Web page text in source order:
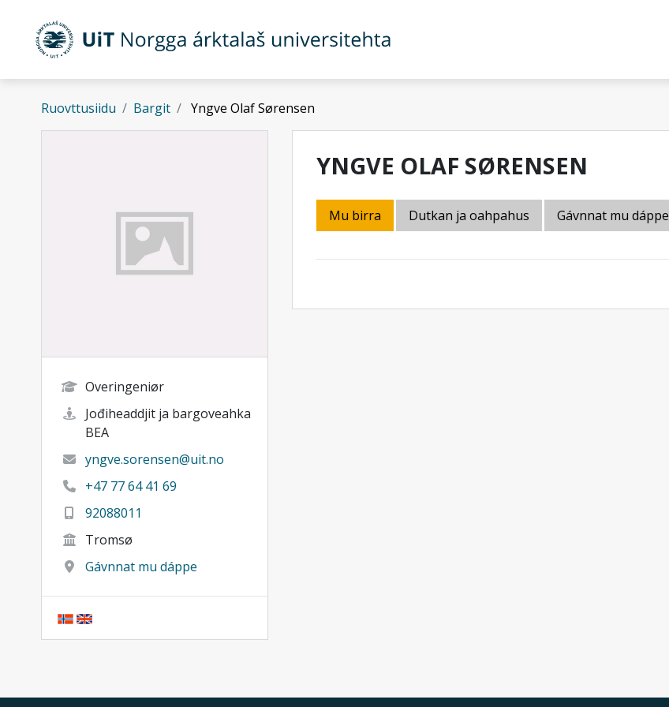
Gå til hovedinnhold
Ruovttusiidu Bargit Yngve Olaf Sørensen
Overingeniør
Jođiheaddjit ja bargoveahka
BEA
yngve.sorensen@uit.no
+47 77 64 41 69
92088011
Tromsø
Gávnnat mu dáppe
YNGVE OLAF SØRENSEN
Mu birra Dutkan ja oahpahus Gávnnat mu dáppe